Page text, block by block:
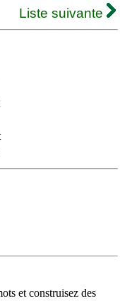
Liste suivante
et construisez des